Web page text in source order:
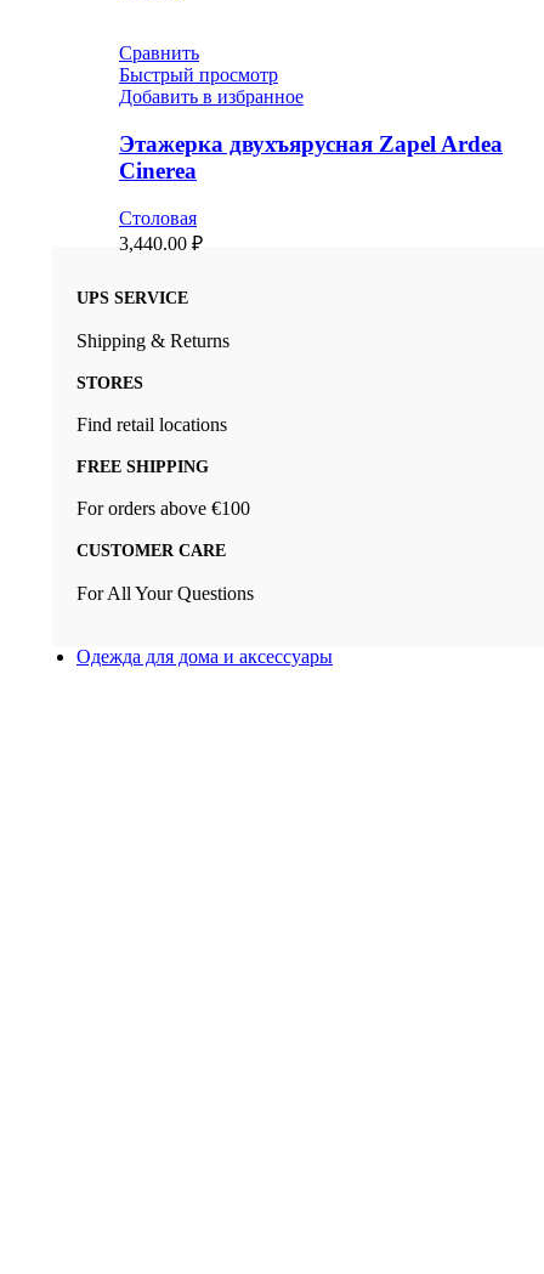
Сравнить
Быстрый просмотр
Добавить в избранное
Этажерка двухъярусная Zapel Ardea
Cinerea
Столовая
3,440.00 ₽
UPS SERVICE
Shipping & Returns
STORES
Find retail locations
FREE SHIPPING
For orders above €100
CUSTOMER CARE
For All Your Questions
Одежда для дома и аксессуары